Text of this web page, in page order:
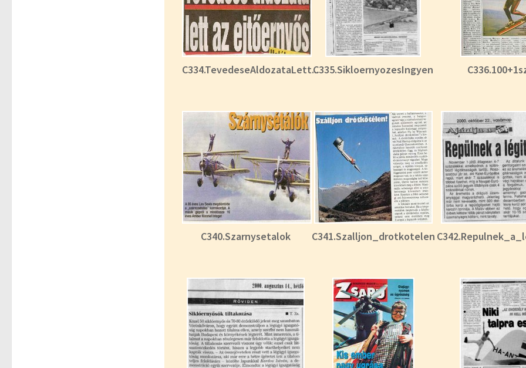
C334.TevedeseAldozataLett...C335.SikloernyozesIngyen
C340.Szarnysetalok C341.Szalljon_drotkotelen